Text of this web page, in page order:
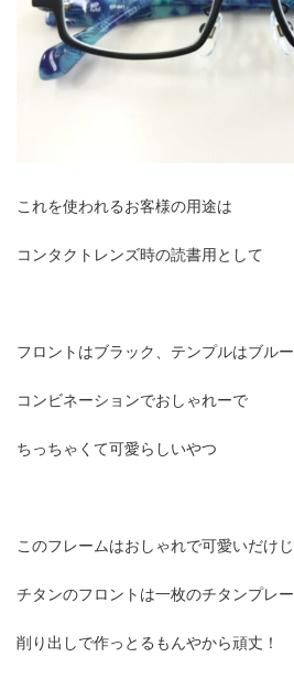
これを使われるお客様の用途は
コンタクトレンズ時の読書用として
フロントはブラック、テンプルはブル
コンビネーションでおしゃれーで
ちっちゃくて可愛らしいやつ
このフレームはおしゃれで可愛いだけ
チタンのフロントは一枚のチタンプレ
削り出しで作っとるもんやから頑丈！